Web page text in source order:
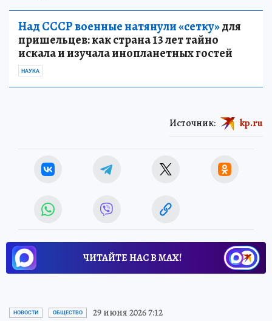
Над СССР военные натянули «сетку»для
пришельцев: как страна 13 лет тайно
искала и изучала инопланетных гостей
НАУКА
Источник: kp.ru
ЧИТАЙТЕ НАС В МАХ!
НОВОСТИ ОБЩЕСТВО 29 июня 2026 7:12